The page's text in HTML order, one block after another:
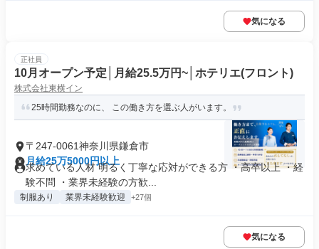
気になる
正社員
10月オープン予定│月給25.5万円~│ホテリエ(フロント)
株式会社東横イン
25時間勤務なのに、 この働き方を選ぶ人がいます。
〒247-0061神奈川県鎌倉市
月給25万5000円以上
求めている人材 明るく丁寧な応対ができる方 ・高卒以上 ・経
験不問 ・業界未経験の方歓...
制服あり 業界未経験歓迎 +27個
気になる